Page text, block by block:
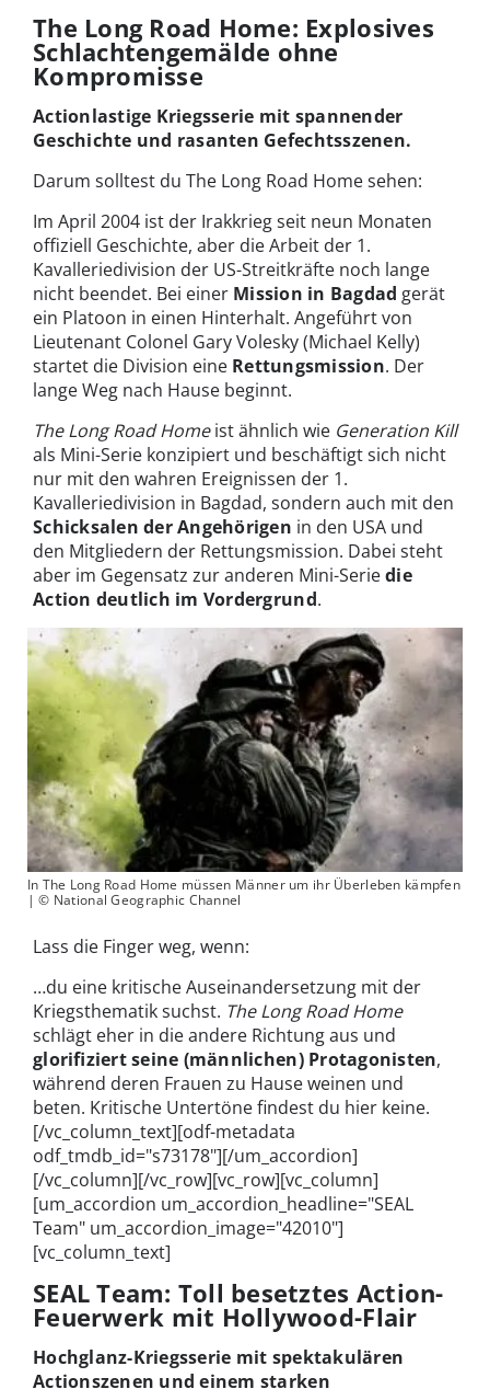
The Long Road Home: Explosives
Schlachtengemälde ohne
Kompromisse
Actionlastige Kriegsserie mit spannender
Geschichte und rasanten Gefechtsszenen.
Darum solltest du The Long Road Home sehen:
Im April 2004 ist der Irakkrieg seit neun Monaten
offiziell Geschichte, aber die Arbeit der 1.
Kavalleriedivision der US-Streitkräfte noch lange
nicht beendet. Bei einer Mission in Bagdad gerät
ein Platoon in einen Hinterhalt. Angeführt von
Lieutenant Colonel Gary Volesky (Michael Kelly)
startet die Division eine Rettungsmission. Der
lange Weg nach Hause beginnt.
The Long Road Homeist ähnlich wie Generation Kill
als Mini-Serie konzipiert und beschäftigt sich nicht
nur mit den wahren Ereignissen der 1.
Kavalleriedivision in Bagdad, sondern auch mit den
Schicksalen der Angehörigen in den USA und
den Mitgliedern der Rettungsmission. Dabei steht
aber im Gegensatz zur anderen Mini-Seriedie
Action deutlich im Vordergrund.
In The Long Road Home müssen Männer um ihr Überleben kämpfen
| © National Geographic Channel
Lass die Finger weg, wenn:
…du eine kritische Auseinandersetzung mit der
Kriegsthematik suchst. The Long Road Home
schlägt eher in die andere Richtung aus und
glorifiziert seine (männlichen) Protagonisten,
während deren Frauen zu Hause weinen und
beten. Kritische Untertöne findest du hier keine.
[/vc_column_text][odf-metadata
odf_tmdb_id="s73178"][/um_accordion]
[/vc_column][/vc_row][vc_row][vc_column]
[um_accordion um_accordion_headline="SEAL
Team" um_accordion_image="42010"]
[vc_column_text]
SEAL Team: Toll besetztes Action-
Feuerwerk mit Hollywood-Flair
Hochglanz-Kriegsserie mit spektakulären
Actionszenen und einem starken